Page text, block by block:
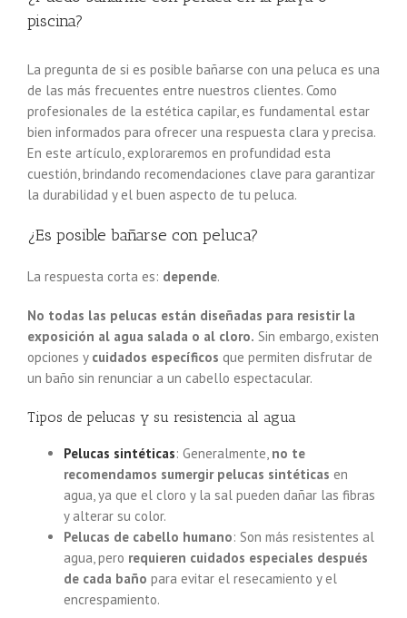
piscina?
La pregunta de si es posible bañarse con una peluca es una
de las más frecuentes entre nuestros clientes. Como
profesionales de la estética capilar, es fundamental estar
bien informados para ofrecer una respuesta clara y precisa.
En este artículo, exploraremos en profundidad esta
cuestión, brindando recomendaciones clave para garantizar
la durabilidad y el buen aspecto de tu peluca.
¿Es posible bañarse con peluca?
La respuesta corta es: depende.
No todas las pelucas están diseñadas para resistir la
exposición al agua salada o al cloro. Sin embargo, existen
opciones y cuidados específicos que permiten disfrutar de
un baño sin renunciar a un cabello espectacular.
Tipos de pelucas y su resistencia al agua
Pelucas sintéticas: Generalmente, no te
recomendamos sumergir pelucas sintéticas en
agua, ya que el cloro y la sal pueden dañar las fibras
y alterar su color.
Pelucas de cabello humano: Son más resistentes al
agua, pero requieren cuidados especiales después
de cada baño para evitar el resecamiento y el
encrespamiento.